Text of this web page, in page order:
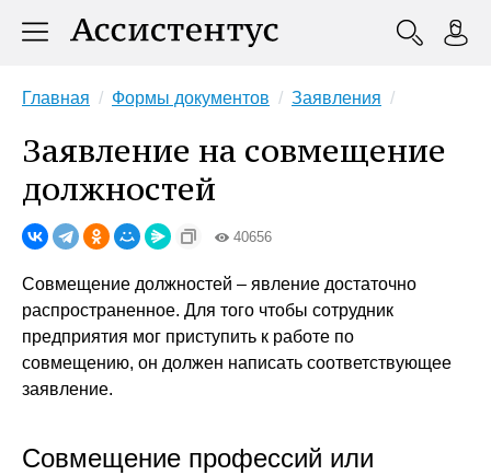
Главная Формы документов Заявления
Заявление на совмещение
должностей
40656
Совмещение должностей – явление достаточно
распространенное. Для того чтобы сотрудник
предприятия мог приступить к работе по
совмещению, он должен написать соответствующее
заявление.
Совмещение профессий или